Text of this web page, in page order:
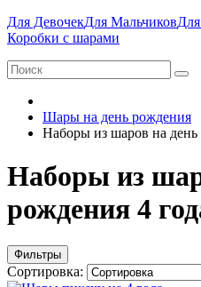
Для ДевочекДля Мальчиков
Коробки с шарами
Шары на день рождения
Наборы из шаров на день
Наборы из
рождения 4
Фильтры
Сортировка: